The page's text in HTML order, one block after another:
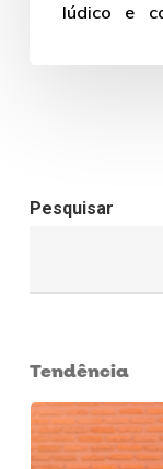
lúdico e
Pesquisar
Tendência